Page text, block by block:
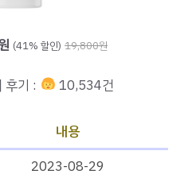
(41% 할인) 19,800원
기 : 10,534건
내용
2023-08-29